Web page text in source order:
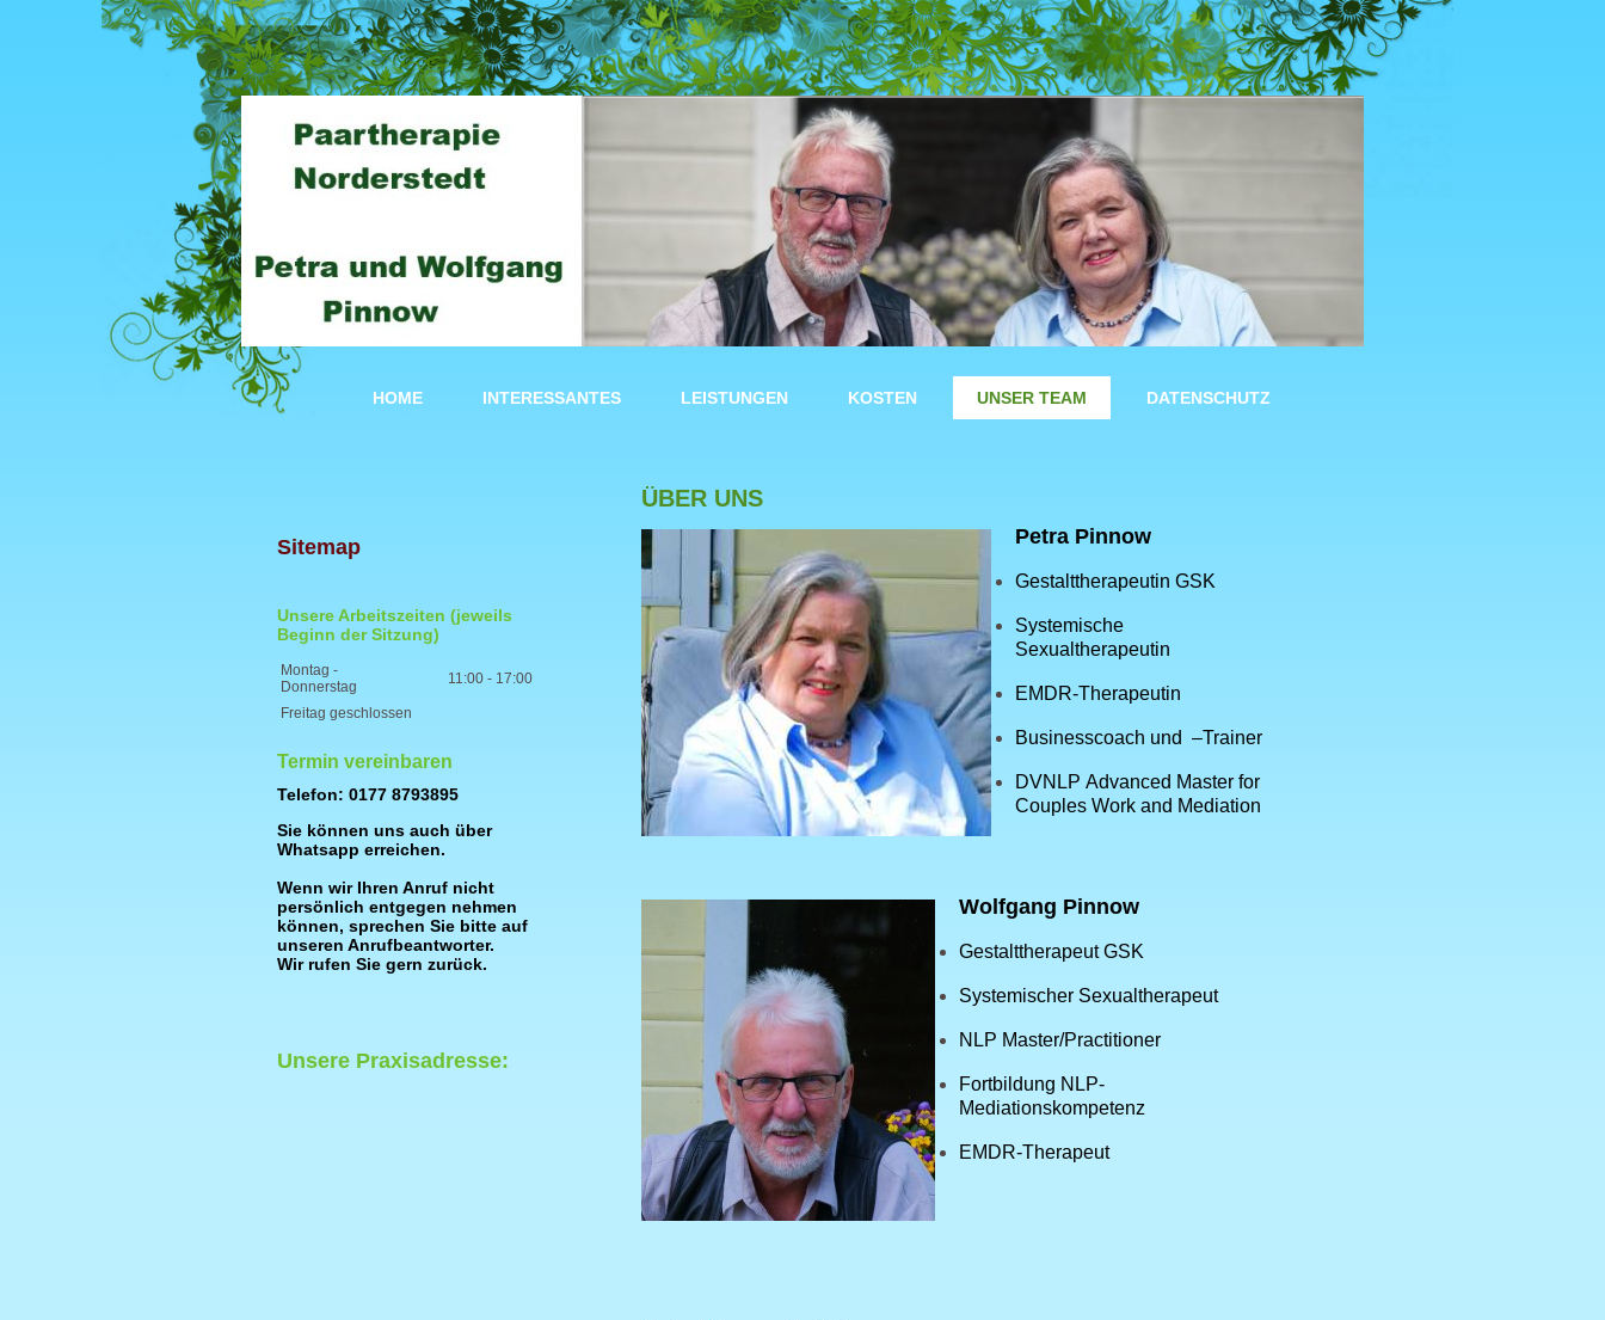
HOME INTERESSANTES LEISTUNGEN KOSTEN UNSER TEAM DATENSCHUTZ
ÜBER UNS
Petra Pinnow
Gestalttherapeutin GSK
Systemische
Sexualtherapeutin
EMDR-Therapeutin
Businesscoach und –Trainer
DVNLP Advanced Master for
Couples Work and Mediation
Wolfgang Pinnow
Gestalttherapeut GSK
Systemischer Sexualtherapeut
NLP Master/Practitioner
Fortbildung NLP-
Mediationskompetenz
EMDR-Therapeut
Sitemap
Unsere Arbeitszeiten (jeweils
Beginn der Sitzung)
Montag -
Donnerstag
11:00 - 17:00
Freitag geschlossen
Termin vereinbaren
Telefon: 0177 8793895
Sie können uns auch über
Whatsapp erreichen.
Wenn wir Ihren Anruf nicht
persönlich entgegen nehmen
können, sprechen Sie bitte auf
unseren Anrufbeantworter.
Wir rufen Sie gern zurück.
Unsere Praxisadresse: